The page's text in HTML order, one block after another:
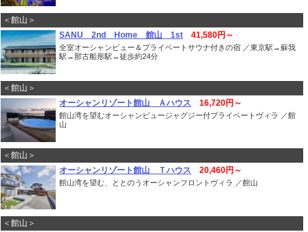
＜館山＞
SANU 2nd Home 館山 1st
41,580円～
全室オーシャンビュー＆プライベートサウナ付きの宿 ／東京駅→蘇我
駅→那古船形駅→徒歩約24分
＜館山＞
オーシャンリゾート館山 Ａハウス
16,720円～
館山湾を望むオーシャンビュージャグジー付プライベートヴィラ ／館
山
＜館山＞
オーシャンリゾート館山 Ｔハウス
20,460円～
館山湾を望む、ととのうオーシャンフロントヴィラ ／館山
＜館山＞